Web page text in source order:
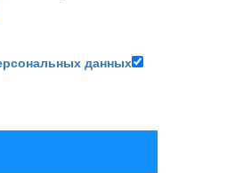
данных